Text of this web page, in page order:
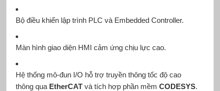
Bộ điều khiển lập trình PLC và Embedded Controller.
Màn hình giao diện HMI cảm ứng chịu lực cao.
Hệ thống mô-đun I/O hỗ trợ truyền thông tốc độ cao
thông qua EtherCATvà tích hợp phần mềm CODESYS.